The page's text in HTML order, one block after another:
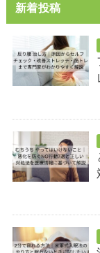
新着投稿